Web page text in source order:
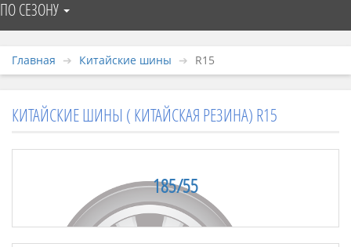
ПО СЕЗОНУ
Главная Китайские шины R15
КИТАЙСКИЕ ШИНЫ ( КИТАЙСКАЯ РЕЗИНА) R15
185/55